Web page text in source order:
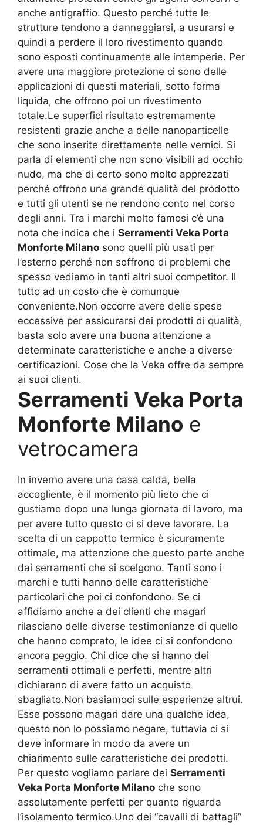
anche antigraffio. Questo perché tutte le
strutture tendono a danneggiarsi, a usurarsi e
quindi a perdere il loro rivestimento quando
sono esposti continuamente alle intemperie. Per
avere una maggiore protezione ci sono delle
applicazioni di questi materiali, sotto forma
liquida, che offrono poi un rivestimento
totale.Le superfici risultato estremamente
resistenti grazie anche a delle nanoparticelle
che sono inserite direttamente nelle vernici. Si
parla di elementi che non sono visibili ad occhio
nudo, ma che di certo sono molto apprezzati
perché offrono una grande qualità del prodotto
e tutti gli utenti se ne rendono conto nel corso
degli anni. Tra i marchi molto famosi c’è una
nota che indica che i Serramenti Veka Porta
Monforte Milano sono quelli più usati per
l’esterno perché non soffrono di problemi che
spesso vediamo in tanti altri suoi competitor. Il
tutto ad un costo che è comunque
conveniente.Non occorre avere delle spese
eccessive per assicurarsi dei prodotti di qualità,
basta solo avere una buona attenzione a
determinate caratteristiche e anche a diverse
certificazioni. Cose che la Veka offre da sempre
ai suoi clienti.
Serramenti Veka Porta
Monforte Milano e
vetrocamera
In inverno avere una casa calda, bella
accogliente, è il momento più lieto che ci
gustiamo dopo una lunga giornata di lavoro, ma
per avere tutto questo ci si deve lavorare. La
scelta di un cappotto termico è sicuramente
ottimale, ma attenzione che questo parte anche
dai serramenti che si scelgono. Tanti sono i
marchi e tutti hanno delle caratteristiche
particolari che poi ci confondono. Se ci
affidiamo anche a dei clienti che magari
rilasciano delle diverse testimonianze di quello
che hanno comprato, le idee ci si confondono
ancora peggio. Chi dice che si hanno dei
serramenti ottimali e perfetti, mentre altri
dichiarano di avere fatto un acquisto
sbagliato.Non basiamoci sulle esperienze altrui.
Esse possono magari dare una qualche idea,
questo non lo possiamo negare, tuttavia ci si
deve informare in modo da avere un
chiarimento sulle caratteristiche dei prodotti.
Per questo vogliamo parlare dei Serramenti
Veka Porta Monforte Milano che sono
assolutamente perfetti per quanto riguarda
l’isolamento termico.Uno dei “cavalli di battagli”